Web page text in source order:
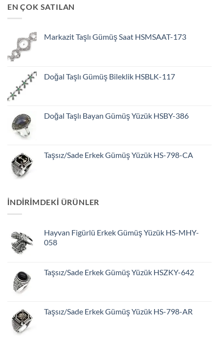
EN ÇOK SATILAN
Markazit Taşlı Gümüş Saat HSMSAAT-173
Doğal Taşlı Gümüş Bileklik HSBLK-117
Doğal Taşlı Bayan Gümüş Yüzük HSBY-386
Taşsız/Sade Erkek Gümüş Yüzük HS-798-CA
INDIRIMDEKI ÜRÜNLER
Hayvan Figürlü Erkek Gümüş Yüzük HS-MHY-
058
Taşsız/Sade Erkek Gümüş Yüzük HSZKY-642
Taşsız/Sade Erkek Gümüş Yüzük HS-798-AR